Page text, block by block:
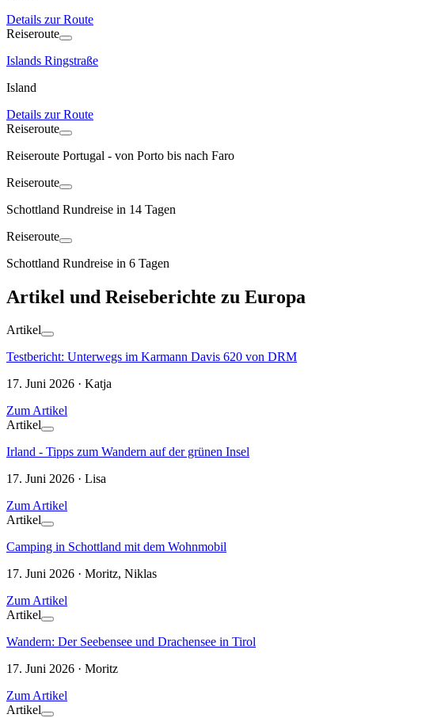
Details zur Route
Reiseroute
Islands Ringstraße
Island
Details zur Route
Reiseroute
Reiseroute Portugal - von Porto bis nach Faro
Reiseroute
Schottland Rundreise in 14 Tagen
Reiseroute
Schottland Rundreise in 6 Tagen
Artikel und Reiseberichte zu Europa
Artikel
Testbericht: Unterwegs im Karmann Davis 620 von DRM
17. Juni 2026 · Katja
Zum Artikel
Artikel
Irland - Tipps zum Wandern auf der grünen Insel
17. Juni 2026 · Lisa
Zum Artikel
Artikel
Camping in Schottland mit dem Wohnmobil
17. Juni 2026 · Moritz, Niklas
Zum Artikel
Artikel
Wandern: Der Seebensee und Drachensee in Tirol
17. Juni 2026 · Moritz
Zum Artikel
Artikel